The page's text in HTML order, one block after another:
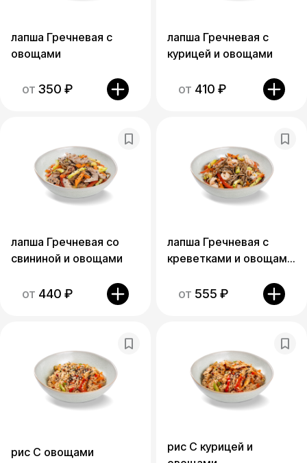
лапша Гречневая с
овощами
от 350 ₽
лапша Гречневая с
курицей и овощами
от 410 ₽
лапша Гречневая со
свининой и овощами
от 440 ₽
лапша Гречневая с
креветками и овощами
от 555 ₽
рис С овощами
рис С курицей и